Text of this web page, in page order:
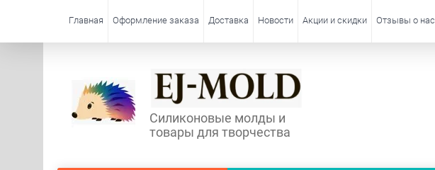
Главная Оформление заказа Доставка Новости Акции и скидки Отзывы о нас
Силиконовые молды и
товары для творчества